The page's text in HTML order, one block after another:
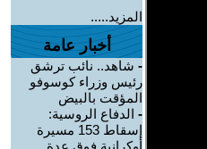
المزيد.....
أخبار عامة
- شاهد.. نائب ترشق
رئيس وزراء كوسوفو
المؤقت بالبيض
- الدفاع الروسية:
إسقاط 153 مسيرة
أوكرانية فوق عدة